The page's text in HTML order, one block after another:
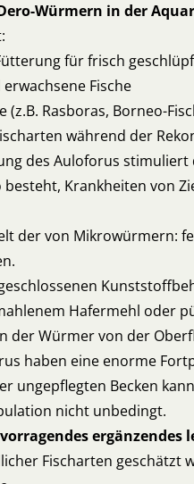
Würmern in der
für frisch
Fische
(z.B. Rasboras, Borneo-
während der
des Auloforus
besteht, Krankheiten von
der von Mikrowürmern:
Hafermehl oder
der Würmer von der
haben eine enorme
ungepflegten Becken
nicht unbedingt.
ergänzendes
Fischarten geschätzt